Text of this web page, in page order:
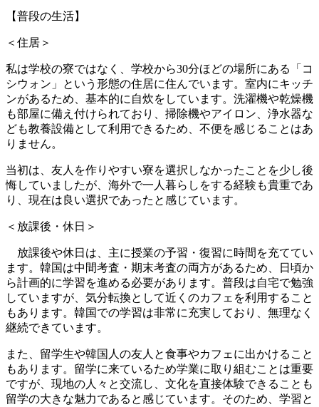
【普段の生活】
＜住居＞
私は学校の寮ではなく、学校から30分ほどの場所にある「コ
シウォン」という形態の住居に住んでいます。室内にキッチ
ンがあるため、基本的に自炊をしています。洗濯機や乾燥機
も部屋に備え付けられており、掃除機やアイロン、浄水器な
ども教養設備として利用できるため、不便を感じることはあ
りません。
当初は、友人を作りやすい寮を選択しなかったことを少し後
悔していましたが、海外で一人暮らしをする経験も貴重であ
り、現在は良い選択であったと感じています。
＜放課後・休日＞
放課後や休日は、主に授業の予習・復習に時間を充ててい
ます。韓国は中間考査・期末考査の両方があるため、日頃か
ら計画的に学習を進める必要があります。普段は自宅で勉強
していますが、気分転換として近くのカフェを利用すること
もあります。韓国での学習は非常に充実しており、無理なく
継続できています。
また、留学生や韓国人の友人と食事やカフェに出かけること
もあります。留学に来ているため学業に取り組むことは重要
ですが、現地の人々と交流し、文化を直接体験できることも
留学の大きな魅力であると感じています。そのため、学習と